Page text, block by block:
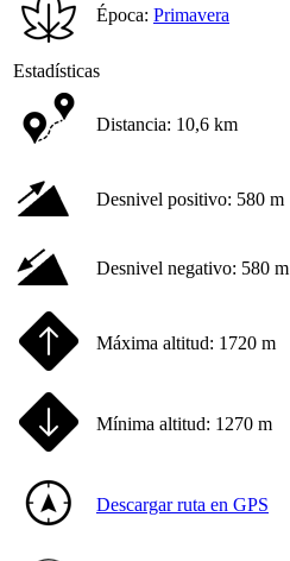
Época: Primavera
Estadísticas
Distancia: 10,6 km
Desnivel positivo: 580 m
Desnivel negativo: 580 m
Máxima altitud: 1720 m
Mínima altitud: 1270 m
Descargar ruta en GPS